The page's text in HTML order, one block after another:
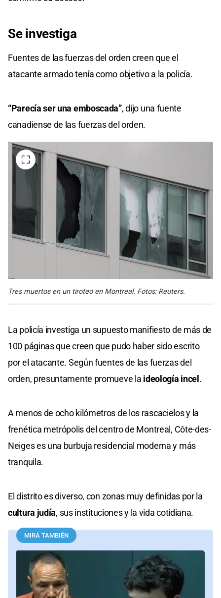
Se investiga
Fuentes de las fuerzas del orden creen que el
atacante armado tenía como objetivo a la policía.
“Parecía ser una emboscada”, dijo una fuente
canadiense de las fuerzas del orden.
Tres muertos en un tiroteo en Montreal. Fotos: Reuters.
La policía investiga un supuesto manifiesto de más de
100 páginas que creen que pudo haber sido escrito
por el atacante. Según fuentes de las fuerzas del
orden, presuntamente promueve la ideología incel.
A menos de ocho kilómetros de los rascacielos y la
frenética metrópolis del centro de Montreal, Côte-des-
Neiges es una burbuja residencial moderna y más
tranquila.
El distrito es diverso, con zonas muy definidas por la
cultura judía, sus instituciones y la vida cotidiana.
MIRÁ TAMBIÉN